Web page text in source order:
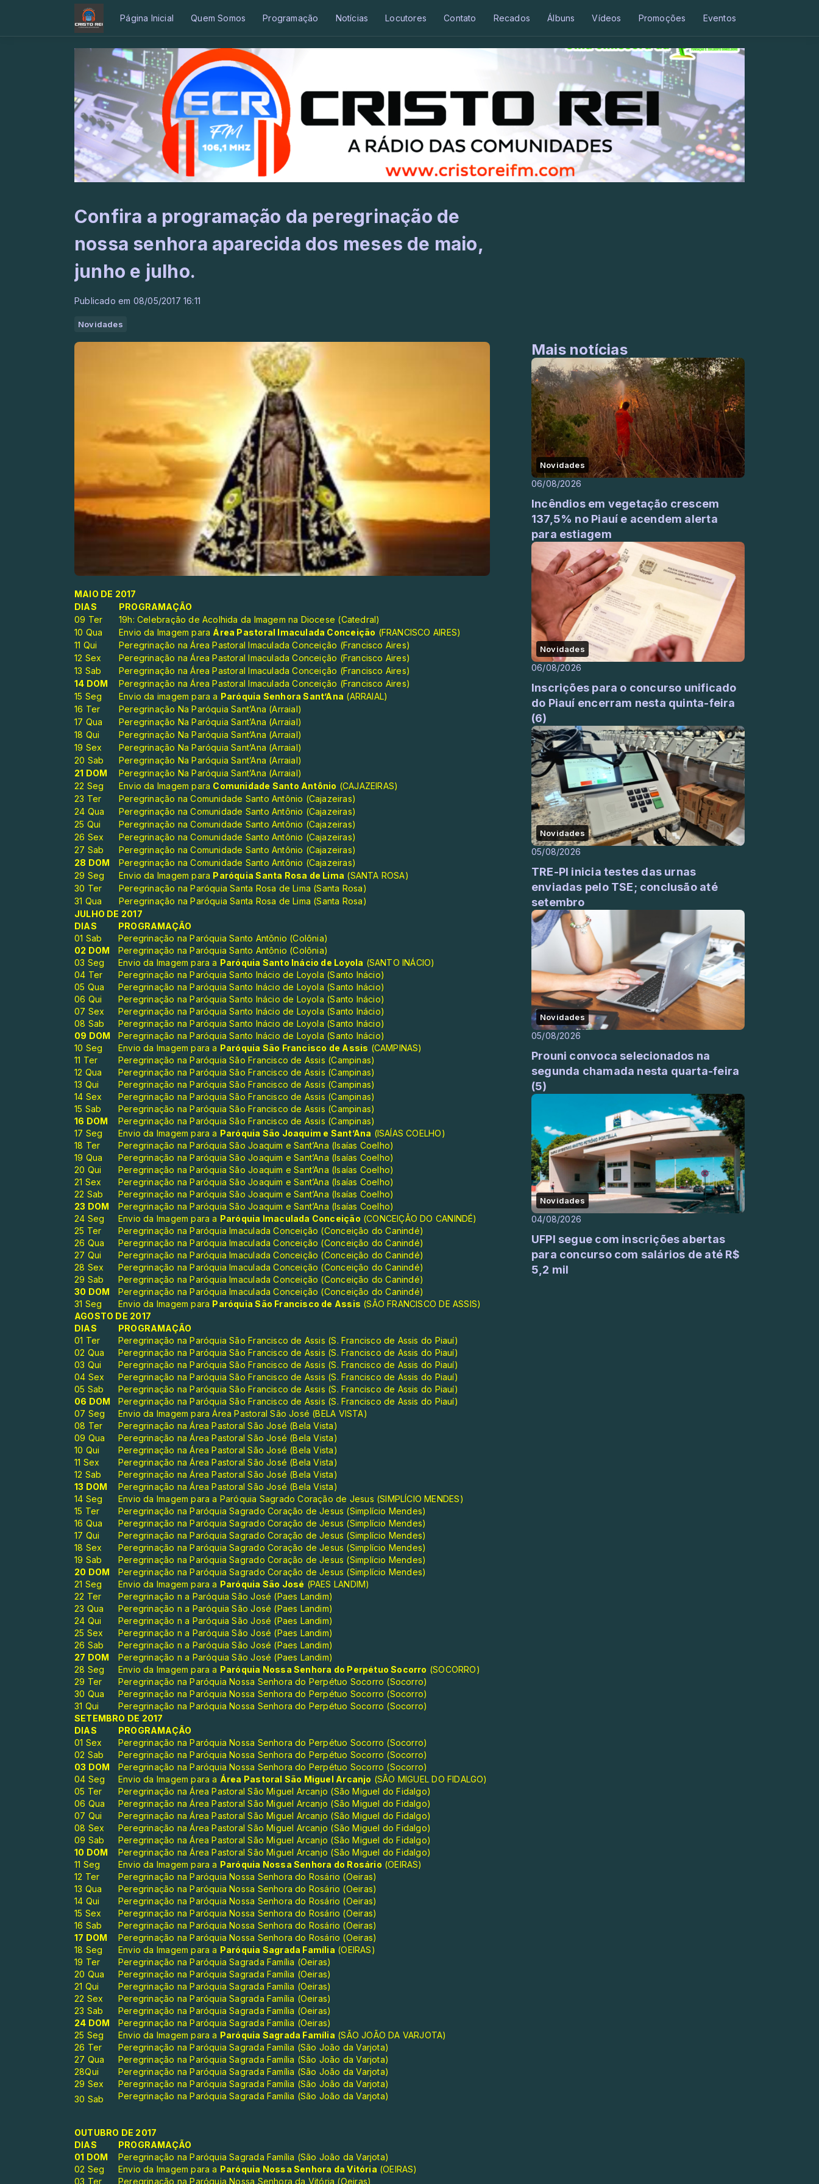
Página Inicial Quem Somos Programação Notícias Locutores Contato Recados Álbuns Vídeos Promoções Eventos
Confira a programação da peregrinação de
nossa senhora aparecida dos meses de maio,
junho e julho.
Publicado em 08/05/2017 16:11
Novidades
MAIO DE 2017
DIAS
PROGRAMAÇÃO
09 Ter
19h: Celebração de Acolhida da Imagem na Diocese (Catedral)
10 Qua
Envio da Imagem para Área Pastoral Imaculada Conceição (FRANCISCO AIRES)
11 Qui
Peregrinação na Área Pastoral Imaculada Conceição (Francisco Aires)
12 Sex
Peregrinação na Área Pastoral Imaculada Conceição (Francisco Aires)
13 Sab
Peregrinação na Área Pastoral Imaculada Conceição (Francisco Aires)
14 DOM
Peregrinação na Área Pastoral Imaculada Conceição (Francisco Aires)
15 Seg
Envio da imagem para a Paróquia Senhora Sant’Ana (ARRAIAL)
16 Ter
Peregrinação Na Paróquia Sant’Ana (Arraial)
17 Qua
Peregrinação Na Paróquia Sant’Ana (Arraial)
18 Qui
Peregrinação Na Paróquia Sant’Ana (Arraial)
19 Sex
Peregrinação Na Paróquia Sant’Ana (Arraial)
20 Sab
Peregrinação Na Paróquia Sant’Ana (Arraial)
21 DOM
Peregrinação Na Paróquia Sant’Ana (Arraial)
22 Seg
Envio da Imagem para Comunidade Santo Antônio (CAJAZEIRAS)
23 Ter
Peregrinação na Comunidade Santo Antônio (Cajazeiras)
24 Qua
Peregrinação na Comunidade Santo Antônio (Cajazeiras)
25 Qui
Peregrinação na Comunidade Santo Antônio (Cajazeiras)
26 Sex
Peregrinação na Comunidade Santo Antônio (Cajazeiras)
27 Sab
Peregrinação na Comunidade Santo Antônio (Cajazeiras)
28 DOM
Peregrinação na Comunidade Santo Antônio (Cajazeiras)
29 Seg
Envio da Imagem para Paróquia Santa Rosa de Lima (SANTA ROSA)
30 Ter
Peregrinação na Paróquia Santa Rosa de Lima (Santa Rosa)
31 Qua
Peregrinação na Paróquia Santa Rosa de Lima (Santa Rosa)
JULHO DE 2017
DIAS
PROGRAMAÇÃO
01 Sab
Peregrinação na Paróquia Santo Antônio (Colônia)
02 DOM
Peregrinação na Paróquia Santo Antônio (Colônia)
03 Seg
Envio da Imagem para a Paróquia Santo Inácio de Loyola (SANTO INÁCIO)
04 Ter
Peregrinação na Paróquia Santo Inácio de Loyola (Santo Inácio)
05 Qua
Peregrinação na Paróquia Santo Inácio de Loyola (Santo Inácio)
06 Qui
Peregrinação na Paróquia Santo Inácio de Loyola (Santo Inácio)
07 Sex
Peregrinação na Paróquia Santo Inácio de Loyola (Santo Inácio)
08 Sab
Peregrinação na Paróquia Santo Inácio de Loyola (Santo Inácio)
09 DOM
Peregrinação na Paróquia Santo Inácio de Loyola (Santo Inácio)
10 Seg
Envio da Imagem para a Paróquia São Francisco de Assis (CAMPINAS)
11 Ter
Peregrinação na Paróquia São Francisco de Assis (Campinas)
12 Qua
Peregrinação na Paróquia São Francisco de Assis (Campinas)
13 Qui
Peregrinação na Paróquia São Francisco de Assis (Campinas)
14 Sex
Peregrinação na Paróquia São Francisco de Assis (Campinas)
15 Sab
Peregrinação na Paróquia São Francisco de Assis (Campinas)
16 DOM
Peregrinação na Paróquia São Francisco de Assis (Campinas)
17 Seg
Envio da Imagem para a Paróquia São Joaquim e Sant’Ana (ISAÍAS COELHO)
18 Ter
Peregrinação na Paróquia São Joaquim e Sant’Ana (Isaías Coelho)
19 Qua
Peregrinação na Paróquia São Joaquim e Sant’Ana (Isaías Coelho)
20 Qui
Peregrinação na Paróquia São Joaquim e Sant’Ana (Isaías Coelho)
21 Sex
Peregrinação na Paróquia São Joaquim e Sant’Ana (Isaías Coelho)
22 Sab
Peregrinação na Paróquia São Joaquim e Sant’Ana (Isaías Coelho)
23 DOM
Peregrinação na Paróquia São Joaquim e Sant’Ana (Isaías Coelho)
24 Seg
Envio da Imagem para a Paróquia Imaculada Conceição (CONCEIÇÃO DO CANINDÉ)
25 Ter
Peregrinação na Paróquia Imaculada Conceição (Conceição do Canindé)
26 Qua
Peregrinação na Paróquia Imaculada Conceição (Conceição do Canindé)
27 Qui
Peregrinação na Paróquia Imaculada Conceição (Conceição do Canindé)
28 Sex
Peregrinação na Paróquia Imaculada Conceição (Conceição do Canindé)
29 Sab
Peregrinação na Paróquia Imaculada Conceição (Conceição do Canindé)
30 DOM
Peregrinação na Paróquia Imaculada Conceição (Conceição do Canindé)
31 Seg
Envio da Imagem para Paróquia São Francisco de Assis (SÃO FRANCISCO DE ASSIS)
AGOSTO DE 2017
DIAS
PROGRAMAÇÃO
01 Ter
Peregrinação na Paróquia São Francisco de Assis (S. Francisco de Assis do Piauí)
02 Qua
Peregrinação na Paróquia São Francisco de Assis (S. Francisco de Assis do Piauí)
03 Qui
Peregrinação na Paróquia São Francisco de Assis (S. Francisco de Assis do Piauí)
04 Sex
Peregrinação na Paróquia São Francisco de Assis (S. Francisco de Assis do Piauí)
05 Sab
Peregrinação na Paróquia São Francisco de Assis (S. Francisco de Assis do Piauí)
06 DOM
Peregrinação na Paróquia São Francisco de Assis (S. Francisco de Assis do Piauí)
07 Seg
Envio da Imagem para Área Pastoral São José (BELA VISTA)
08 Ter
Peregrinação na Área Pastoral São José (Bela Vista)
09 Qua
Peregrinação na Área Pastoral São José (Bela Vista)
10 Qui
Peregrinação na Área Pastoral São José (Bela Vista)
11 Sex
Peregrinação na Área Pastoral São José (Bela Vista)
12 Sab
Peregrinação na Área Pastoral São José (Bela Vista)
13 DOM
Peregrinação na Área Pastoral São José (Bela Vista)
14 Seg
Envio da Imagem para a Paróquia Sagrado Coração de Jesus (SIMPLÍCIO MENDES)
15 Ter
Peregrinação na Paróquia Sagrado Coração de Jesus (Simplício Mendes)
16 Qua
Peregrinação na Paróquia Sagrado Coração de Jesus (Simplício Mendes)
17 Qui
Peregrinação na Paróquia Sagrado Coração de Jesus (Simplício Mendes)
18 Sex
Peregrinação na Paróquia Sagrado Coração de Jesus (Simplício Mendes)
19 Sab
Peregrinação na Paróquia Sagrado Coração de Jesus (Simplício Mendes)
20 DOM
Peregrinação na Paróquia Sagrado Coração de Jesus (Simplício Mendes)
21 Seg
Envio da Imagem para a Paróquia São José (PAES LANDIM)
22 Ter
Peregrinação n a Paróquia São José (Paes Landim)
23 Qua
Peregrinação n a Paróquia São José (Paes Landim)
24 Qui
Peregrinação n a Paróquia São José (Paes Landim)
25 Sex
Peregrinação n a Paróquia São José (Paes Landim)
26 Sab
Peregrinação n a Paróquia São José (Paes Landim)
27 DOM
Peregrinação n a Paróquia São José (Paes Landim)
28 Seg
Envio da Imagem para a Paróquia Nossa Senhora do Perpétuo Socorro (SOCORRO)
29 Ter
Peregrinação na Paróquia Nossa Senhora do Perpétuo Socorro (Socorro)
30 Qua
Peregrinação na Paróquia Nossa Senhora do Perpétuo Socorro (Socorro)
31 Qui
Peregrinação na Paróquia Nossa Senhora do Perpétuo Socorro (Socorro)
SETEMBRO DE 2017
DIAS
PROGRAMAÇÃO
01 Sex
Peregrinação na Paróquia Nossa Senhora do Perpétuo Socorro (Socorro)
02 Sab
Peregrinação na Paróquia Nossa Senhora do Perpétuo Socorro (Socorro)
03 DOM
Peregrinação na Paróquia Nossa Senhora do Perpétuo Socorro (Socorro)
04 Seg
Envio da Imagem para a Área Pastoral São Miguel Arcanjo (SÃO MIGUEL DO FIDALGO)
05 Ter
Peregrinação na Área Pastoral São Miguel Arcanjo (São Miguel do Fidalgo)
06 Qua
Peregrinação na Área Pastoral São Miguel Arcanjo (São Miguel do Fidalgo)
07 Qui
Peregrinação na Área Pastoral São Miguel Arcanjo (São Miguel do Fidalgo)
08 Sex
Peregrinação na Área Pastoral São Miguel Arcanjo (São Miguel do Fidalgo)
09 Sab
Peregrinação na Área Pastoral São Miguel Arcanjo (São Miguel do Fidalgo)
10 DOM
Peregrinação na Área Pastoral São Miguel Arcanjo (São Miguel do Fidalgo)
11 Seg
Envio da Imagem para a Paróquia Nossa Senhora do Rosário (OEIRAS)
12 Ter
Peregrinação na Paróquia Nossa Senhora do Rosário (Oeiras)
13 Qua
Peregrinação na Paróquia Nossa Senhora do Rosário (Oeiras)
14 Qui
Peregrinação na Paróquia Nossa Senhora do Rosário (Oeiras)
15 Sex
Peregrinação na Paróquia Nossa Senhora do Rosário (Oeiras)
16 Sab
Peregrinação na Paróquia Nossa Senhora do Rosário (Oeiras)
17 DOM
Peregrinação na Paróquia Nossa Senhora do Rosário (Oeiras)
18 Seg
Envio da Imagem para a Paróquia Sagrada Família (OEIRAS)
19 Ter
Peregrinação na Paróquia Sagrada Família (Oeiras)
20 Qua
Peregrinação na Paróquia Sagrada Família (Oeiras)
21 Qui
Peregrinação na Paróquia Sagrada Família (Oeiras)
22 Sex
Peregrinação na Paróquia Sagrada Família (Oeiras)
23 Sab
Peregrinação na Paróquia Sagrada Família (Oeiras)
24 DOM
Peregrinação na Paróquia Sagrada Família (Oeiras)
25 Seg
Envio da Imagem para a Paróquia Sagrada Família (SÃO JOÃO DA VARJOTA)
26 Ter
Peregrinação na Paróquia Sagrada Família (São João da Varjota)
27 Qua
Peregrinação na Paróquia Sagrada Família (São João da Varjota)
28Qui
Peregrinação na Paróquia Sagrada Família (São João da Varjota)
29 Sex
Peregrinação na Paróquia Sagrada Família (São João da Varjota)
30 Sab
Peregrinação na Paróquia Sagrada Família (São João da Varjota)
OUTUBRO DE 2017
DIAS
PROGRAMAÇÃO
01 DOM
Peregrinação na Paróquia Sagrada Família (São João da Varjota)
02 Seg
Envio da Imagem para a Paróquia Nossa Senhora da Vitória (OEIRAS)
03 Ter
Peregrinação na Paróquia Nossa Senhora da Vitória (Oeiras)
Mais notícias
Novidades
06/08/2026
Incêndios em vegetação crescem
137,5% no Piauí e acendem alerta
para estiagem
Novidades
06/08/2026
Inscrições para o concurso unificado
do Piauí encerram nesta quinta-feira
(6)
Novidades
05/08/2026
TRE-PI inicia testes das urnas
enviadas pelo TSE; conclusão até
setembro
Novidades
05/08/2026
Prouni convoca selecionados na
segunda chamada nesta quarta-feira
(5)
Novidades
04/08/2026
UFPI segue com inscrições abertas
para concurso com salários de até R$
5,2 mil